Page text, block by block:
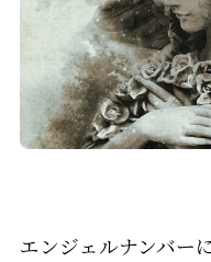
エンジェルナンバー